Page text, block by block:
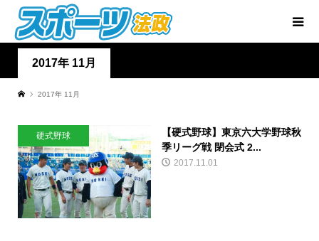
2017年 11月
2017年 11月
硬式野球
【硬式野球】東京六大学野球秋
季リーグ戦 閉会式 2...
2017.11.01